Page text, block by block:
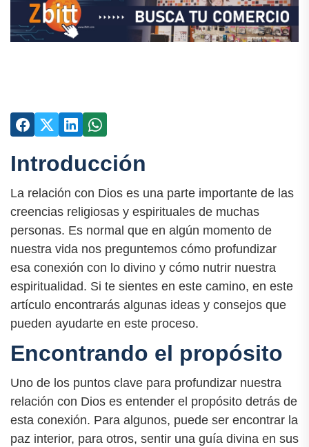
Introducción
La relación con Dios es una parte importante de las
creencias religiosas y espirituales de muchas
personas. Es normal que en algún momento de
nuestra vida nos preguntemos cómo profundizar
esa conexión con lo divino y cómo nutrir nuestra
espiritualidad. Si te sientes en este camino, en este
artículo encontrarás algunas ideas y consejos que
pueden ayudarte en este proceso.
Encontrando el propósito
Uno de los puntos clave para profundizar nuestra
relación con Dios es entender el propósito detrás de
esta conexión. Para algunos, puede ser encontrar la
paz interior, para otros, sentir una guía divina en sus